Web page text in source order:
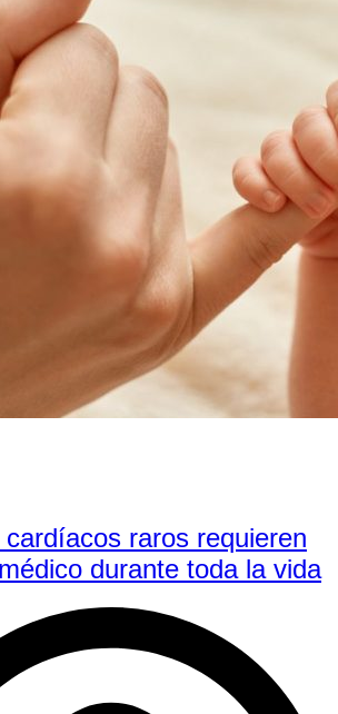
raros requieren
durante toda la vida